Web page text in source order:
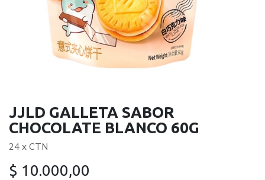
JJLD GALLETA SABOR
CHOCOLATE BLANCO 60G
24 x CTN
$ 10.000,00